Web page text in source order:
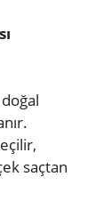
saçtan